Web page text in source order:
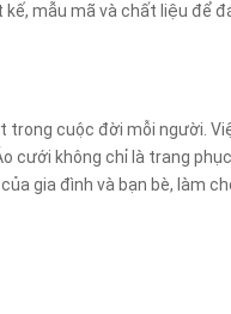
mẫu mã và chất liệu để
trong cuộc đời mỗi người.
cưới không chỉ là trang phục
gia đình và bạn bè, làm